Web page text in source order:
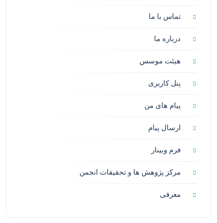
تماس با ما
درباره ما
هیئت موسس
پنل کاربری
پیام های من
ارسال پیام
فرم وبینار
مرکز پژوهش ها و تحقیقات انجمن
معرفی